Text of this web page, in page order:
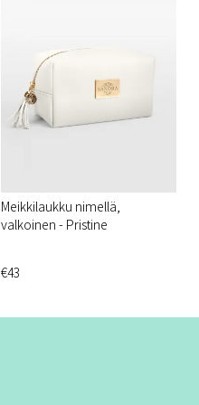
Meikkilaukku nimellä,
valkoinen - Pristine
€43